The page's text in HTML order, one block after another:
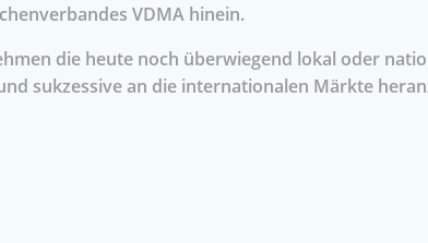
VDMA hinein.
die heute noch überwiegend lokal oder
sukzessive an die internationalen Märkte